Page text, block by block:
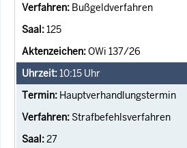
Bußgeldverfahren
125
OWi 137/26
10:15 Uhr
Hauptverhandlungstermin
Strafbefehlsverfahren
27